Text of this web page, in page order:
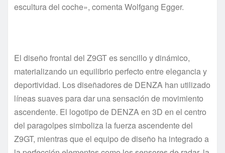
escultura del coche», comenta Wolfgang Egger.
El diseño frontal del Z9GT es sencillo y dinámico,
materializando un equilibrio perfecto entre elegancia y
deportividad. Los diseñadores de DENZA han utilizado
líneas suaves para dar una sensación de movimiento
ascendente. El logotipo de DENZA en 3D en el centro
del paragolpes simboliza la fuerza ascendente del
Z9GT, mientras que el equipo de diseño ha integrado a